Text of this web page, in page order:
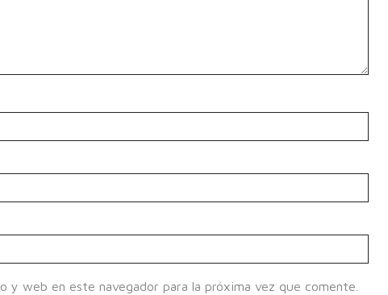
y web en este navegador para la próxima vez que comente.